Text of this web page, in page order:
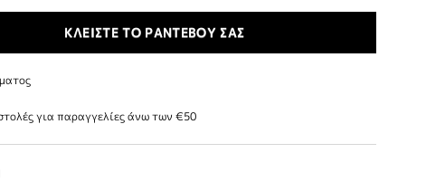
ΚΛΕΙΣΤΕ ΤΟ ΡΑΝΤΕΒΟΥ ΣΑΣ
για παραγγελίες άνω των €50